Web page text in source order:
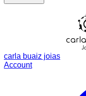
carla buaiz joias
Account